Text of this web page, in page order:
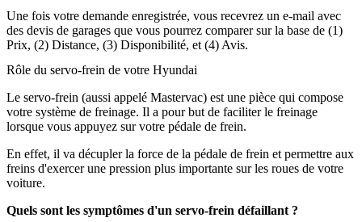
Une fois votre demande enregistrée, vous recevrez un e-mail avec
des devis de garages que vous pourrez comparer sur la base de (1)
Prix, (2) Distance, (3) Disponibilité, et (4) Avis.
Rôle du servo-frein de votre Hyundai
Le servo-frein (aussi appelé Mastervac) est une pièce qui compose
votre système de freinage. Il a pour but de faciliter le freinage
lorsque vous appuyez sur votre pédale de frein.
En effet, il va décupler la force de la pédale de frein et permettre aux
freins d'exercer une pression plus importante sur les roues de votre
voiture.
Quels sont les symptômes d'un servo-frein défaillant ?